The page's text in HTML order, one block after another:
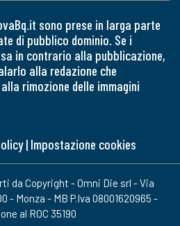
sono prese in larga parte
di pubblico dominio. Se i
in contrario alla pubblicazione,
alla redazione che
rimozione delle immagini
| Impostazione cookies
da Copyright - Omni Die srl - Via
- Monza - MB P.Iva 08001620965 -
al ROC 35190